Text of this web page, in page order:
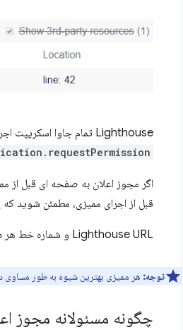
Lighthouse تمام جاوا اسکریپت اجرا شده در بارگذاری صفحه را بررسی می کند. اگر کد
قبل از اجرای ممیزی، مطمئن شوید که
Lighthouse URL و شماره خط هر درخواست مجوز اطلاع رسانی را گزارش می کند.
توجه: هر ممیزی بهترین شیوه به طور مساوی
چگونه مسئولانه مجوز